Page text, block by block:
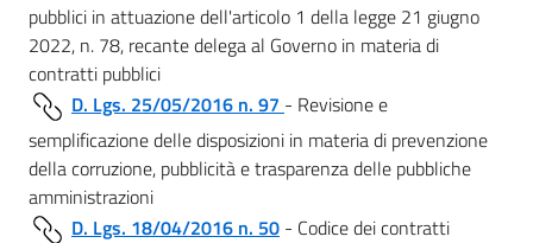
pubblici in attuazione dell'articolo 1 della legge 21 giugno
2022, n. 78, recante delega al Governo in materia di
contratti pubblici
D. Lgs. 25/05/2016 n. 97 - Revisione e
semplificazione delle disposizioni in materia di prevenzione
della corruzione, pubblicità e trasparenza delle pubbliche
amministrazioni
D. Lgs. 18/04/2016 n. 50 - Codice dei contratti